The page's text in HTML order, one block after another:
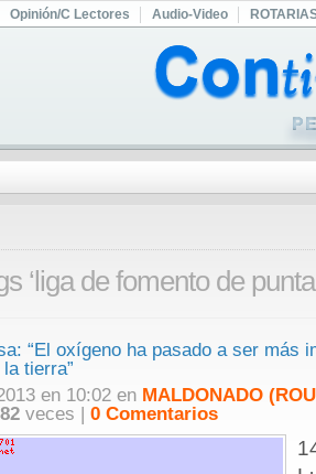
Opinión/C Lectores Audio-Video
‘liga de fomento de
“El oxígeno ha pasado a ser más
tierra”
en 10:02 en MALDONADO
veces | 0 Comentarios